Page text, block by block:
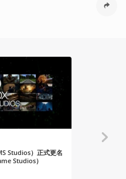
Studios）正式更名
Studios）
安利大帝